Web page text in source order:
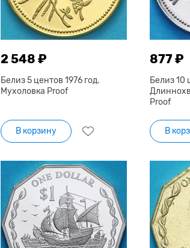
2 548 ₽
Белиз 5 центов 1976 год.
Мухоловка Proof
В корзину
877 ₽
Белиз 10
Proof
В